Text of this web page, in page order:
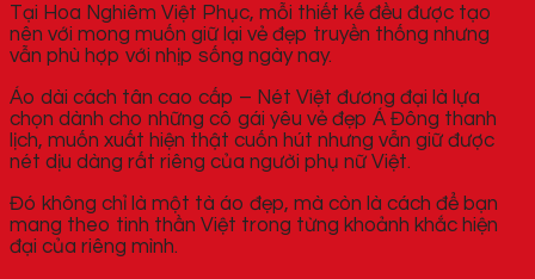
Tại Hoa Nghiêm Việt Phục, mỗi thiết kế đều được tạo
nên với mong muốn giữ lại vẻ đẹp truyền thống nhưng
vẫn phù hợp với nhịp sống ngày nay.
Áo dài cách tân cao cấp – Nét Việt đương đại là lựa
chọn dành cho những cô gái yêu vẻ đẹp Á Đông thanh
lịch, muốn xuất hiện thật cuốn hút nhưng vẫn giữ được
nét dịu dàng rất riêng của người phụ nữ Việt.
Đó không chỉ là một tà áo đẹp, mà còn là cách để bạn
mang theo tinh thần Việt trong từng khoảnh khắc hiện
đại của riêng mình.